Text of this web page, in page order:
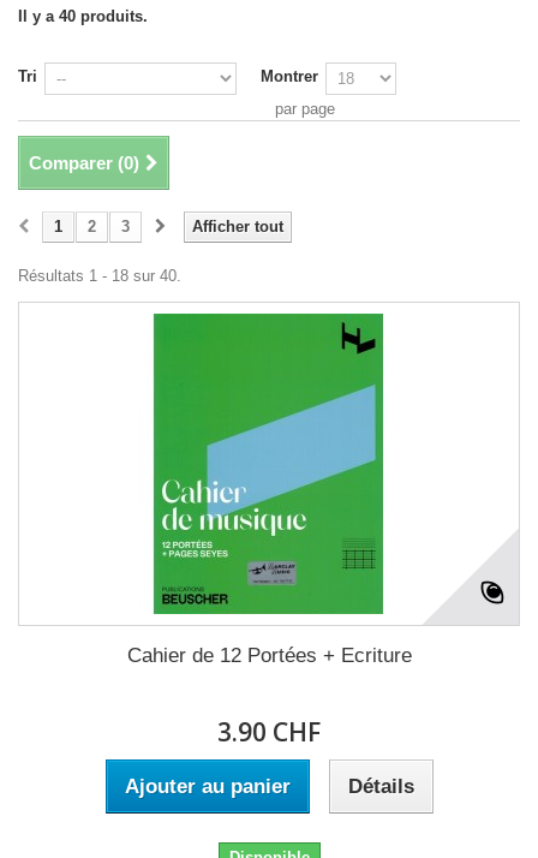
Il y a 40 produits.
Tri
Montrer
par page
Comparer (0)
Afficher tout
1 2 3
Résultats 1 - 18 sur 40.
Cahier de 12 Portées + Ecriture
3.90 CHF
Ajouter au panier Détails